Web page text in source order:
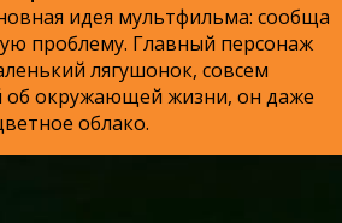
идея мультфильма: сообща
проблему. Главный персонаж
лягушонок, совсем
об окружающей жизни, он даже
облако.